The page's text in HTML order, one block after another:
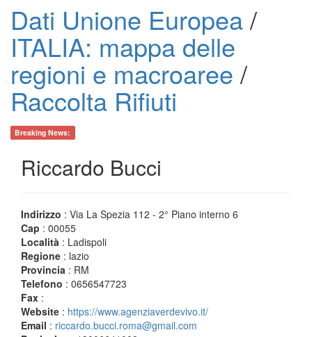
Dati Unione Europea/
ITALIA: mappa delle
regioni e macroaree /
Raccolta Rifiuti
Breaking News:
Riccardo Bucci
Indirizzo : Via La Spezia 112 - 2° Piano interno 6
Cap : 00055
Località : Ladispoli
Regione : lazio
Provincia : RM
Telefono : 0656547723
Fax :
Website : https://www.agenziaverdevivo.it/
Email : riccardo.bucci.roma@gmail.com